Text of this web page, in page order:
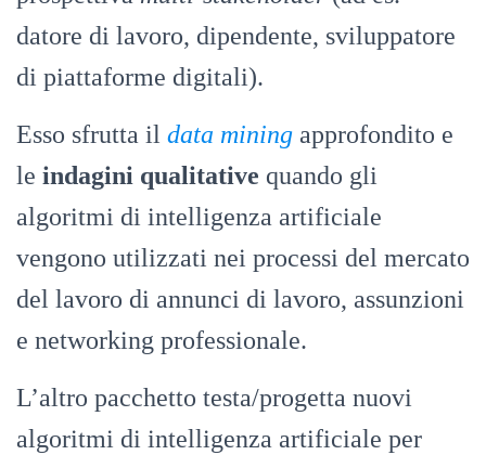
datore di lavoro, dipendente, sviluppatore
di piattaforme digitali).
Esso sfrutta il data mining approfondito e
le indagini qualitative quando gli
algoritmi di intelligenza artificiale
vengono utilizzati nei processi del mercato
del lavoro di annunci di lavoro, assunzioni
e networking professionale.
L’altro pacchetto testa/progetta nuovi
algoritmi di intelligenza artificiale per